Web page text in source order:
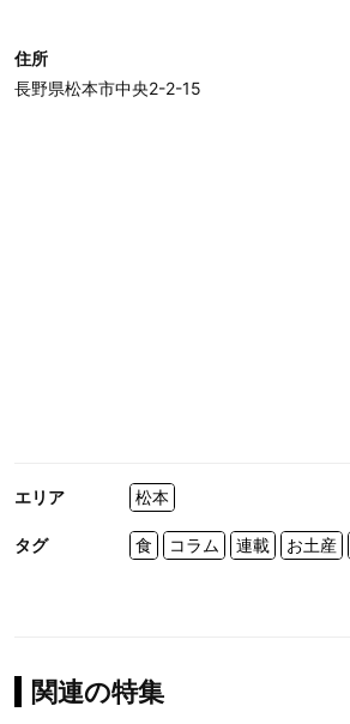
住所
長野県松本市中央2-2-15
エリア 松本
タグ 食 コラム 連載 お土産
関連の特集